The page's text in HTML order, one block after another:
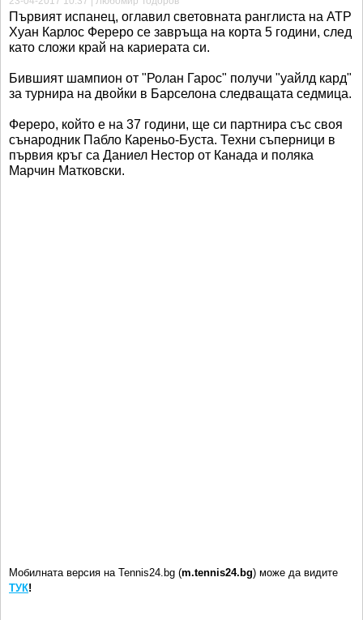
Първият испанец, оглавил световната ранглиста на АТР
Хуан Карлос Фереро се завръща на корта 5 години, след
като сложи край на кариерата си.
Бившият шампион от "Ролан Гарос" получи "уайлд кард"
за турнира на двойки в Барселона следващата седмица.
Фереро, който е на 37 години, ще си партнира със своя
сънародник Пабло Кареньо-Буста. Техни съперници в
първия кръг са Даниел Нестор от Канада и поляка
Марчин Матковски.
Мобилната версия на Tennis24.bg (m.tennis24.bg) може да видите
ТУК!